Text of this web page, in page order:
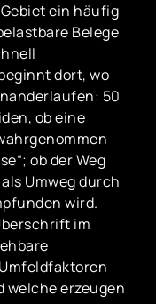
ein häufig
Belege
dort, wo
50
ob eine
ob der Weg
Umweg durch
wird.
im
welche erzeugen